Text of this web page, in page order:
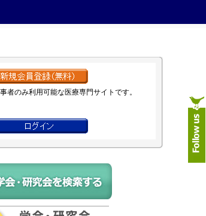
者のみ利用可能な医療専門サイトです。